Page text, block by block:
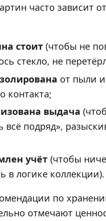
часто зависит
стоит (чтобы не
стекло, не
от пыли и
контакта;
выдача
всё подряд»,
учёт (чтобы
в логике коллекции).
по
отмечают